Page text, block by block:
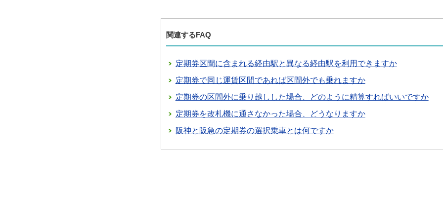
関連するFAQ
定期券区間に含まれる経由駅と異なる経由駅を利用できますか
定期券で同じ運賃区間であれば区間外でも乗れますか
定期券の区間外に乗り越しした場合、どのように精算すればいいですか
定期券を改札機に通さなかった場合、どうなりますか
阪神と阪急の定期券の選択乗車とは何ですか